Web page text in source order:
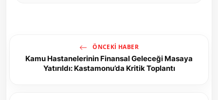
ÖNCEKI HABER
Kamu Hastanelerinin Finansal Geleceği Masaya
Yatırıldı: Kastamonu’da Kritik Toplantı